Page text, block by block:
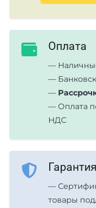
Оплата
—
—
—
— Оплата
НДС
Гарантия
—
товары